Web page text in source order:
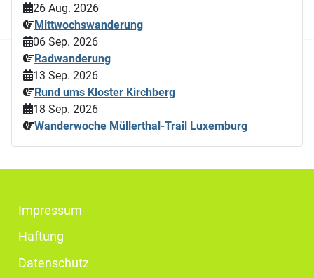
26 Aug. 2026
Mittwochswanderung
06 Sep. 2026
Radwanderung
13 Sep. 2026
Rund ums Kloster Kirchberg
18 Sep. 2026
Wanderwoche Müllerthal-Trail Luxemburg
Impressum
Haftung
Datenschutz